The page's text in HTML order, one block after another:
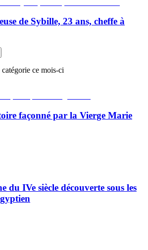
de Sybille, 23 ans, cheffe à
ce mois-ci
façonné par la Vierge Marie
du IVe siècle découverte sous les